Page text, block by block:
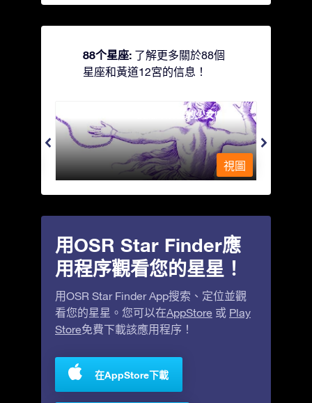
88个星座: 了解更多關於88個
星座和黃道12宮的信息！
Andromeda - 被鐵鍊鎖著的少女
視圖
用OSR Star Finder應
用程序觀看您的星星！
用OSR Star Finder App搜索、定位並觀
看您的星星。您可以在AppStore 或 Play
Store免費下載該應用程序！
在AppStore下載